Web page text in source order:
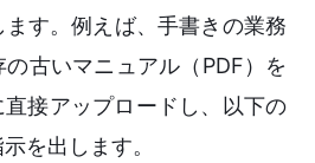
す。例えば、手書きの業務
古いマニュアル（PDF）を
接アップロードし、以下の
を出します。